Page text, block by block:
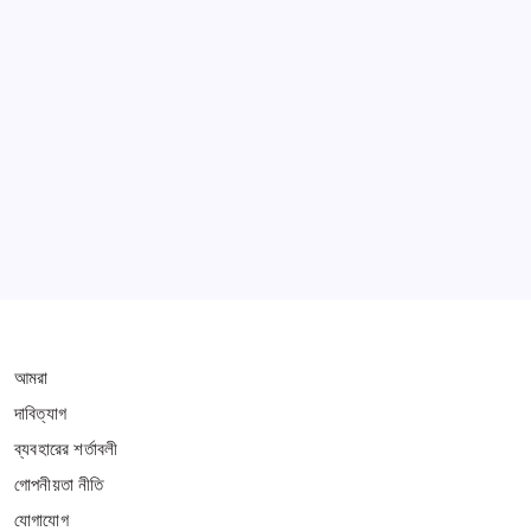
আমরা
দাবিত্যাগ
ব্যবহারের শর্তাবলী
গোপনীয়তা নীতি
যোগাযোগ